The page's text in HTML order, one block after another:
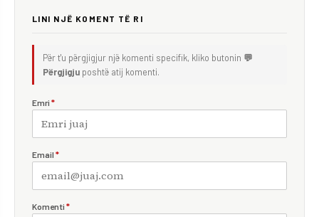
LINI NJË KOMENT TË RI
Për t'u përgjigjur një komenti specifik, kliko butonin 💬
Përgjigju poshtë atij komenti.
Emri *
Email *
Komenti *